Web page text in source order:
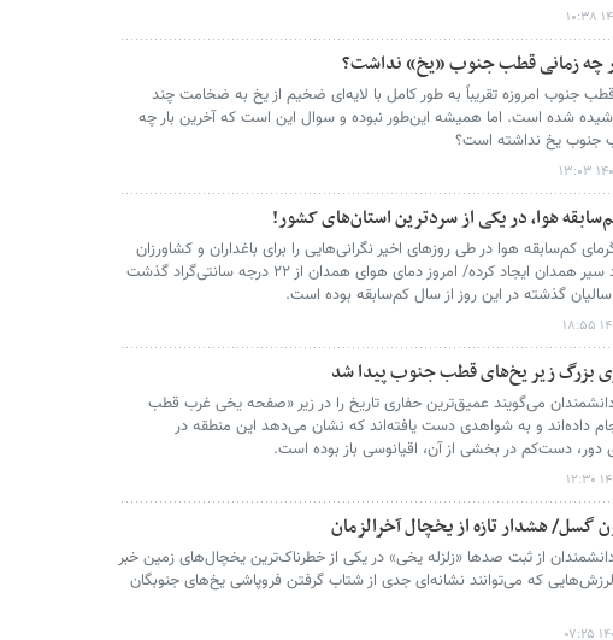
چه زمانی قطب جنوب «یخ» نداشت؟
جنوب امروزه تقریباً به طور کامل با لایه‌ای ضخیم از یخ به ضخامت چند
شده است. اما همیشه این‌طور نبوده و سوال این است که آخرین بار چه
جنوب یخ نداشته است؟
هوا، در یکی از سردترین استان‌های کشور!
کم‌سابقه هوا در طی روزهای اخیر نگرانی‌هایی را برای باغداران و کشاورزان
استان سرد سیر همدان ایجاد کرده/ امروز دمای هوای همدان از ۲۲ درجه سانتی‌گراد گذشت
گذشته در این روز از سال کم‌سابقه بوده است.
بزرگ زیر یخ‌های قطب جنوب پیدا شد
می‌گویند عمیق‌ترین حفاری تاریخ را در زیر «صفحه یخی غرب قطب
داده‌اند و به شواهدی دست یافته‌اند که نشان می‌دهد این منطقه در
دست‌کم در بخشی از آن، اقیانوسی باز بوده است.
گسل/ هشدار تازه از یخچال آخرالزمان
از ثبت صدها «زلزله یخی» در یکی از خطرناک‌ترین یخچال‌های زمین خبر
که می‌توانند نشانه‌ای جدی از شتاب گرفتن فروپاشی یخ‌های جنوبگان